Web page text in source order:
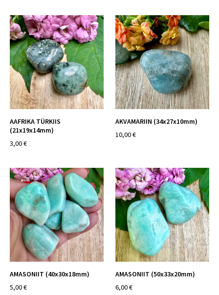
AAFRIKA TÜRKIIS
(21x19x14mm)
3,00 €
AKVAMARIIN (34x27x10mm)
10,00 €
AMASONIIT (40x30x18mm)
5,00 €
AMASONIIT (50x33x20mm)
6,00 €